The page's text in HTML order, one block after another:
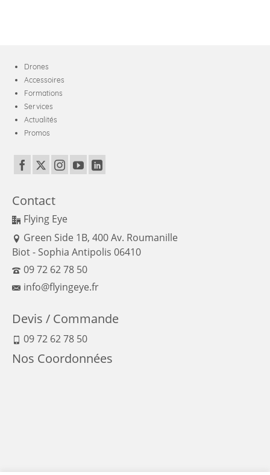
Drones
Accessoires
Formations
Services
Actualités
Promos
Contact
Flying Eye
Green Side 1B, 400 Av. Roumanille
Biot - Sophia Antipolis 06410
09 72 62 78 50
info@flyingeye.fr
Devis / Commande
09 72 62 78 50
Nos Coordonnées